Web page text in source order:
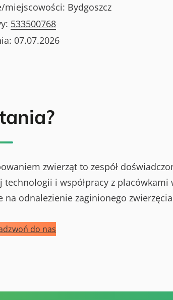
miejscowości: Bydgoszcz
533500768
07.07.2026
zwierząt to zespół
i współpracy z placówkami
na odnalezienie zaginionego
do nas